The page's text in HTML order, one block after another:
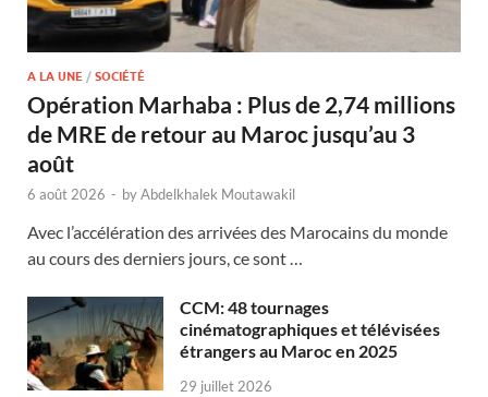
A LA UNE / SOCIÉTÉ
Opération Marhaba : Plus de 2,74 millions
de MRE de retour au Maroc jusqu’au 3
août
6 août 2026 - byAbdelkhalek Moutawakil
Avec l’accélération des arrivées des Marocains du monde
au cours des derniers jours, ce sont …
CCM: 48 tournages
cinématographiques et télévisées
étrangers au Maroc en 2025
29 juillet 2026